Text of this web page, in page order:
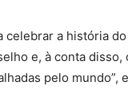
celebrar a história
e, à conta
pelo mundo”,